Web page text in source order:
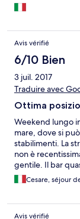
Avis vérifié
6/10 Bien
3 juil. 2017
Traduire avec
Ottima
Weekend lungo
mare, dove si
stabilimenti. La
non è
gentile. Il bar
provinciale. Il
abbastanza
Cesare, séjour
Avis vérifié